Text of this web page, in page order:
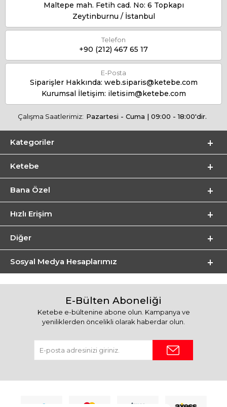
Maltepe mah. Fetih cad. No: 6 Topkapı
Zeytinburnu / İstanbul
Telefon
+90 (212) 467 65 17
E-Posta
Siparişler Hakkında: web.siparis@ketebe.com
Kurumsal İletişim: iletisim@ketebe.com
Çalışma Saatlerimiz: Pazartesi - Cuma | 09:00 - 18:00'dir.
Kategoriler
Ketebe
Bana Özel
Hızlı Erişim
Diğer
Sosyal Medya Hesaplarımız
E-Bülten Aboneliği
Ketebe e-bültenine abone olun. Kampanya ve
yeniliklerden öncelikli olarak haberdar olun.